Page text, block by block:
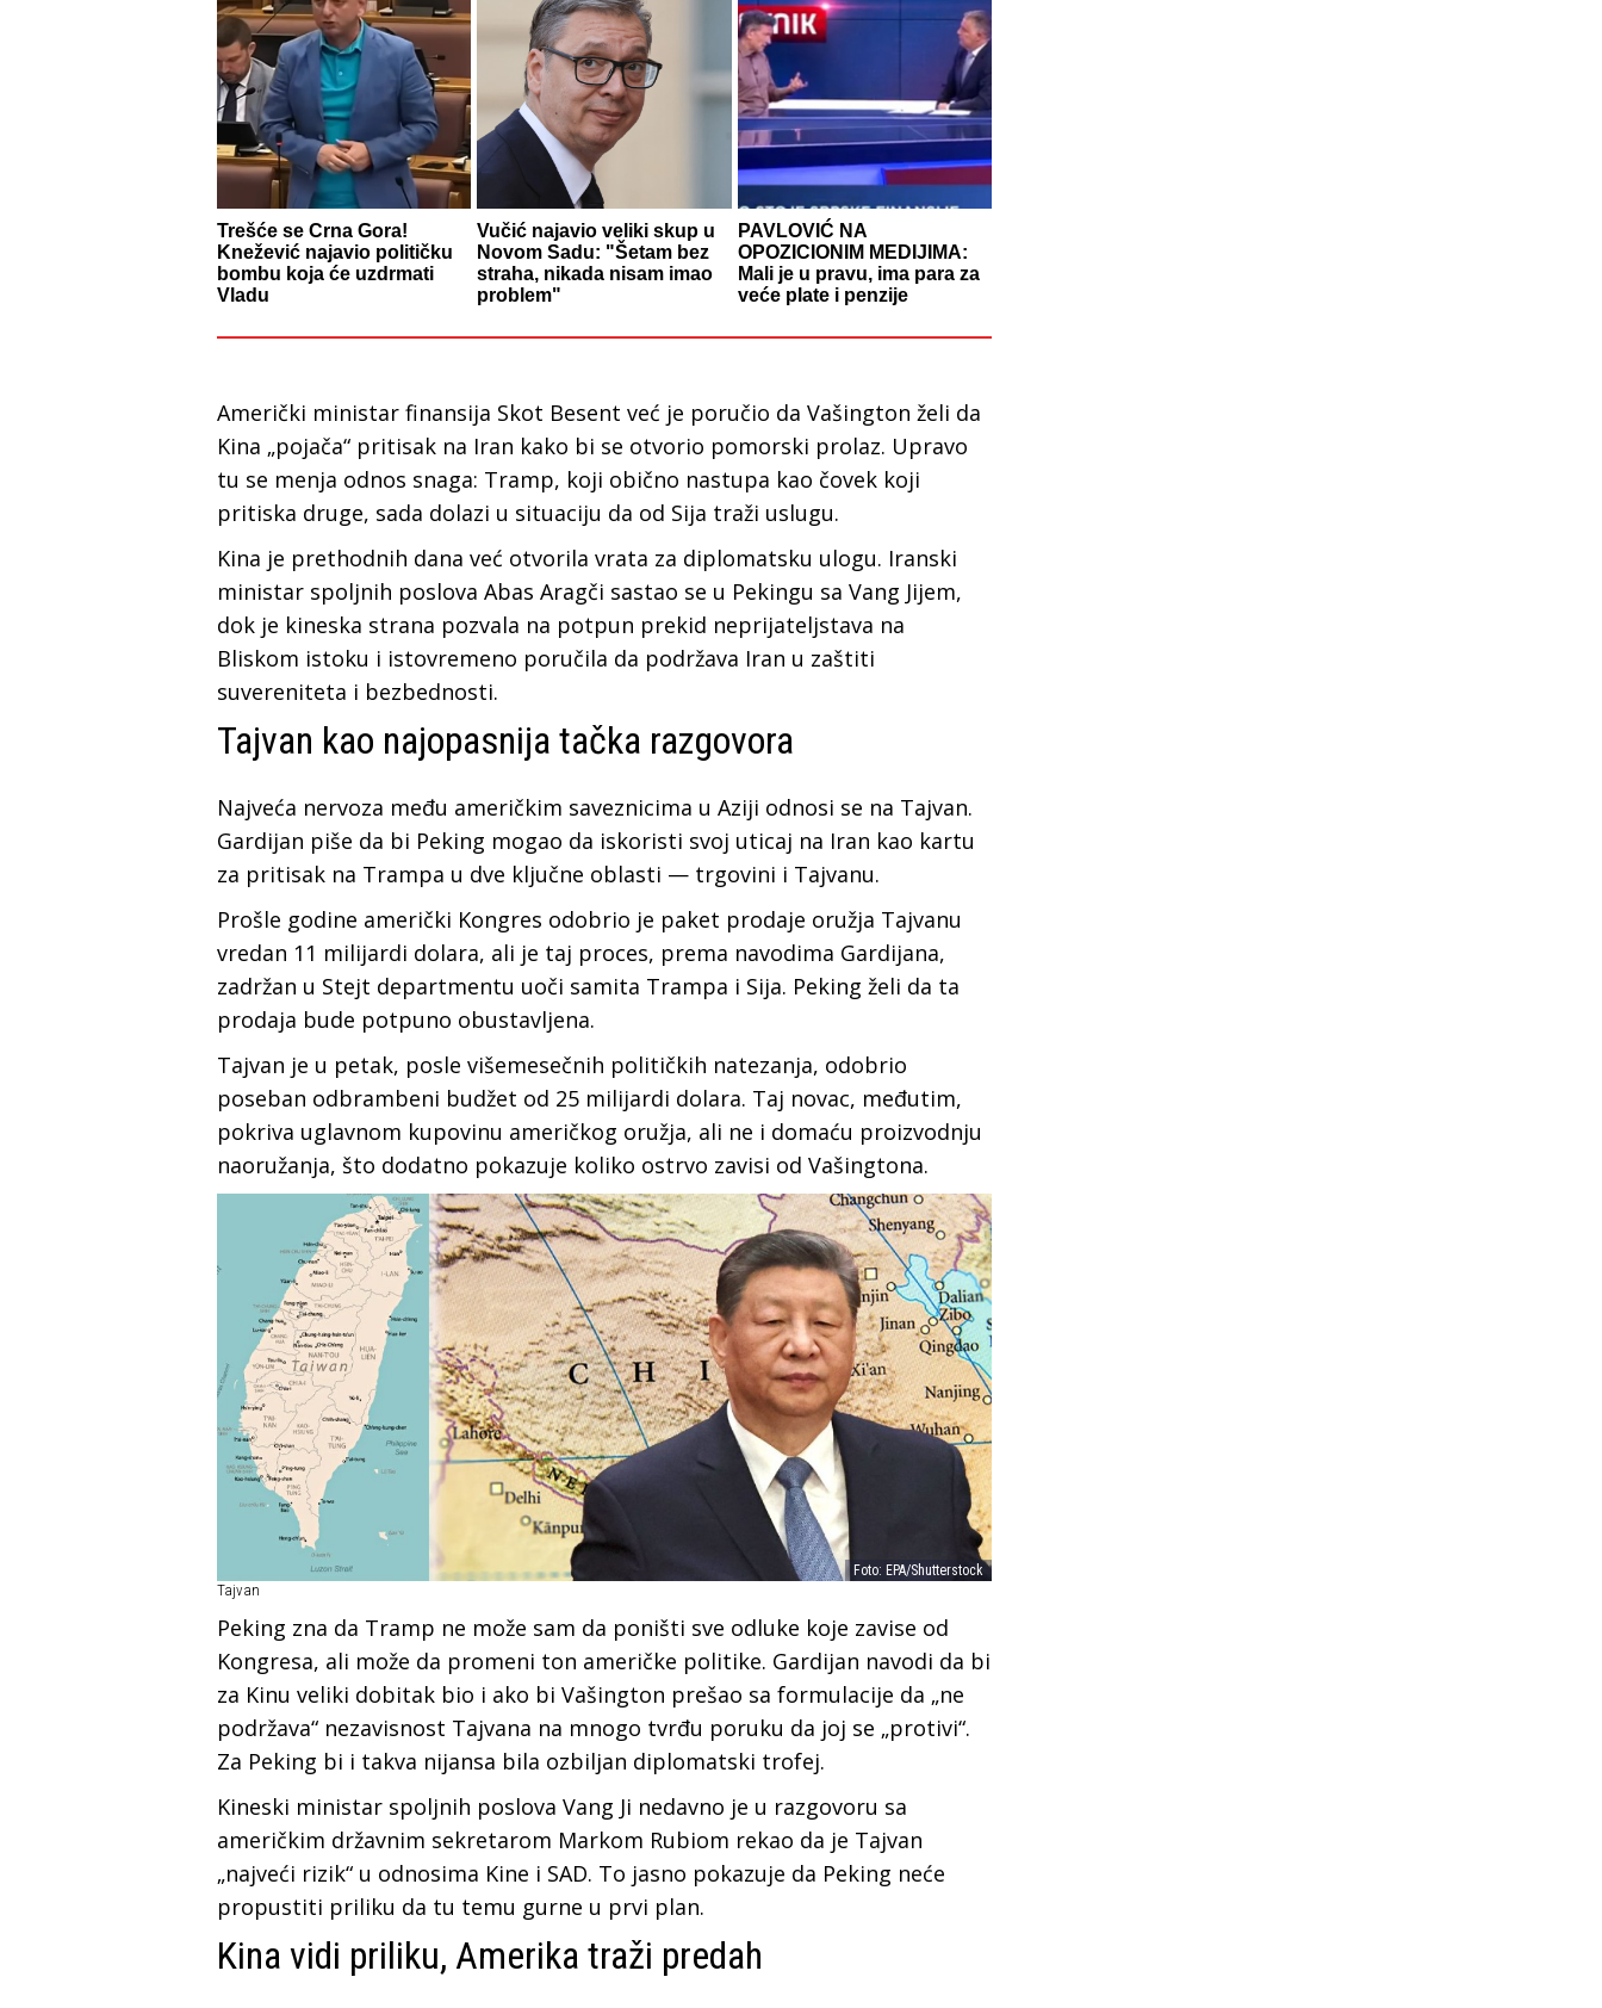
Trešće se Crna Gora!
Knežević najavio političku
bombu koja će uzdrmati
Vladu
Vučić najavio veliki skup u
Novom Sadu: "Šetam bez
straha, nikada nisam imao
problem"
PAVLOVIĆ NA
OPOZICIONIM MEDIJIMA:
Mali je u pravu, ima para za
veće plate i penzije
Američki ministar finansija Skot Besent već je poručio da Vašington želi da
Kina „pojača“ pritisak na Iran kako bi se otvorio pomorski prolaz. Upravo
tu se menja odnos snaga: Tramp, koji obično nastupa kao čovek koji
pritiska druge, sada dolazi u situaciju da od Sija traži uslugu.
Kina je prethodnih dana već otvorila vrata za diplomatsku ulogu. Iranski
ministar spoljnih poslova Abas Aragči sastao se u Pekingu sa Vang Jijem,
dok je kineska strana pozvala na potpun prekid neprijateljstava na
Bliskom istoku i istovremeno poručila da podržava Iran u zaštiti
suvereniteta i bezbednosti.
Tajvan kao najopasnija tačka razgovora
Najveća nervoza među američkim saveznicima u Aziji odnosi se na Tajvan.
Gardijan piše da bi Peking mogao da iskoristi svoj uticaj na Iran kao kartu
za pritisak na Trampa u dve ključne oblasti — trgovini i Tajvanu.
Prošle godine američki Kongres odobrio je paket prodaje oružja Tajvanu
vredan 11 milijardi dolara, ali je taj proces, prema navodima Gardijana,
zadržan u Stejt departmentu uoči samita Trampa i Sija. Peking želi da ta
prodaja bude potpuno obustavljena.
Tajvan je u petak, posle višemesečnih političkih natezanja, odobrio
poseban odbrambeni budžet od 25 milijardi dolara. Taj novac, međutim,
pokriva uglavnom kupovinu američkog oružja, ali ne i domaću proizvodnju
naoružanja, što dodatno pokazuje koliko ostrvo zavisi od Vašingtona.
Foto: EPA/Shutterstock
Tajvan
Peking zna da Tramp ne može sam da poništi sve odluke koje zavise od
Kongresa, ali može da promeni ton američke politike. Gardijan navodi da bi
za Kinu veliki dobitak bio i ako bi Vašington prešao sa formulacije da „ne
podržava“ nezavisnost Tajvana na mnogo tvrđu poruku da joj se „protivi“.
Za Peking bi i takva nijansa bila ozbiljan diplomatski trofej.
Kineski ministar spoljnih poslova Vang Ji nedavno je u razgovoru sa
američkim državnim sekretarom Markom Rubiom rekao da je Tajvan
„najveći rizik“ u odnosima Kine i SAD. To jasno pokazuje da Peking neće
propustiti priliku da tu temu gurne u prvi plan.
Kina vidi priliku, Amerika traži predah